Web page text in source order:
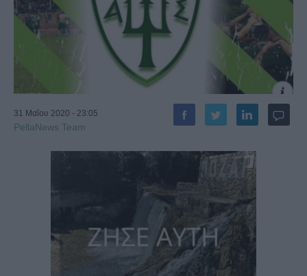
31 Μαΐου 2020 - 23:05
PellaNews Team